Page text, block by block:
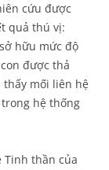
cứu được
quả thú vị:
hữu mức độ
được thả
thấy mối liên hệ
hệ thống
Tinh thần của